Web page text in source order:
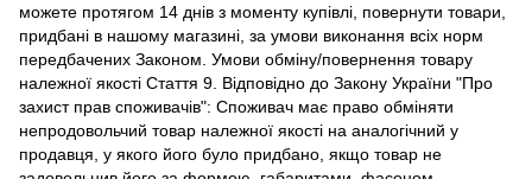
можете протягом 14 днів з моменту купівлі, повернути товари,
придбані в нашому магазині, за умови виконання всіх норм
передбачених Законом. Умови обміну/повернення товару
належної якості Стаття 9. Відповідно до Закону України "Про
захист прав споживачів": Споживач має право обміняти
непродовольчий товар належної якості на аналогічний у
продавця, у якого його було придбано, якщо товар не